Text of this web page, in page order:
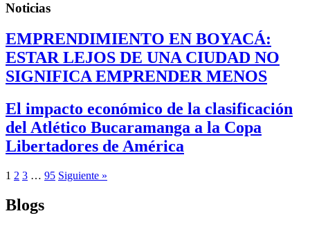
Noticias
EMPRENDIMIENTO EN BOYACÁ:
ESTAR LEJOS DE UNA CIUDAD NO
SIGNIFICA EMPRENDER MENOS
El impacto económico de la clasificación
del Atlético Bucaramanga a la Copa
Libertadores de América
1 2 3 … 95 Siguiente »
Blogs